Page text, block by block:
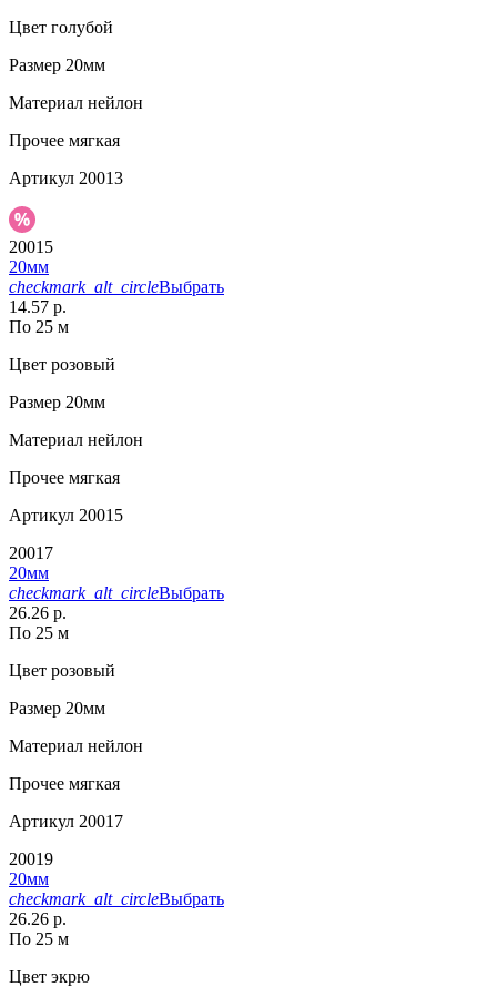
Цвет голубой
Размер 20мм
Материал нейлон
Прочее мягкая
Артикул 20013
20015
20мм
checkmark_alt_circleВыбрать
14.57 р.
По 25 м
Цвет розовый
Размер 20мм
Материал нейлон
Прочее мягкая
Артикул 20015
20017
20мм
checkmark_alt_circleВыбрать
26.26 р.
По 25 м
Цвет розовый
Размер 20мм
Материал нейлон
Прочее мягкая
Артикул 20017
20019
20мм
checkmark_alt_circleВыбрать
26.26 р.
По 25 м
Цвет экрю